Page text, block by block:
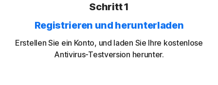
Schritt 1
Registrieren und herunterladen
Erstellen Sie ein Konto, und laden Sie Ihre kostenlose
Antivirus-Testversion herunter.